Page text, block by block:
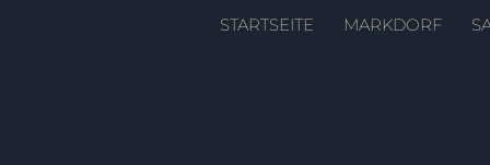
STARTSEITE MARKDORF